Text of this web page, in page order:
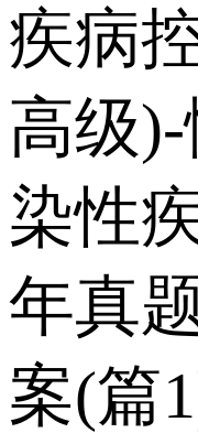
疾病
高级
染性
年真
案(篇